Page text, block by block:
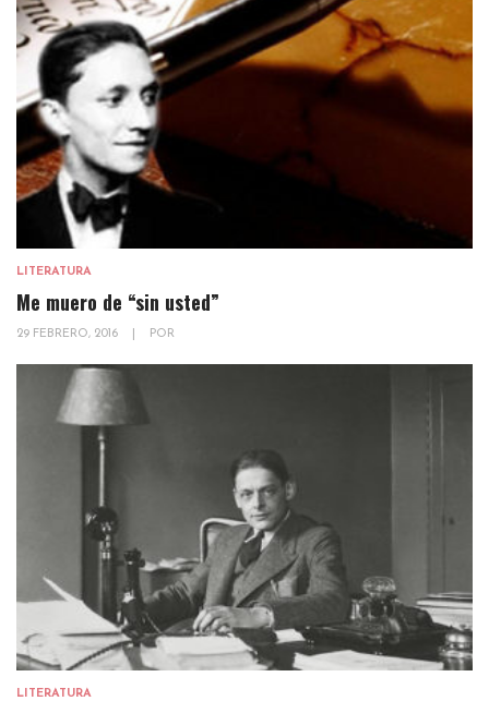
LITERATURA
Me muero de “sin usted”
29 FEBRERO, 2016 POR
LITERATURA